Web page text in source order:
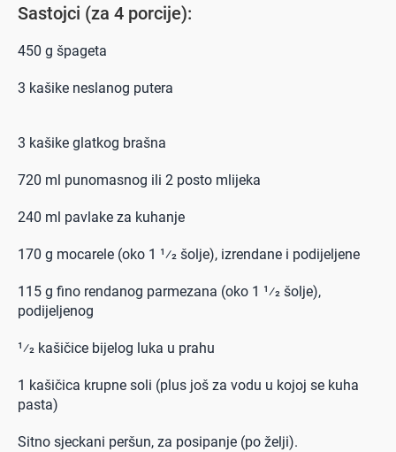
Sastojci (za 4 porcije):
450 g špageta
3 kašike neslanog putera
3 kašike glatkog brašna
720 ml punomasnog ili 2 posto mlijeka
240 ml pavlake za kuhanje
170 g mocarele (oko 1 1⁄2 šolje), izrendane i podijeljene
115 g fino rendanog parmezana (oko 1 1⁄2 šolje),
podijeljenog
1⁄2 kašičice bijelog luka u prahu
1 kašičica krupne soli (plus još za vodu u kojoj se kuha
pasta)
Sitno sjeckani peršun, za posipanje (po želji).